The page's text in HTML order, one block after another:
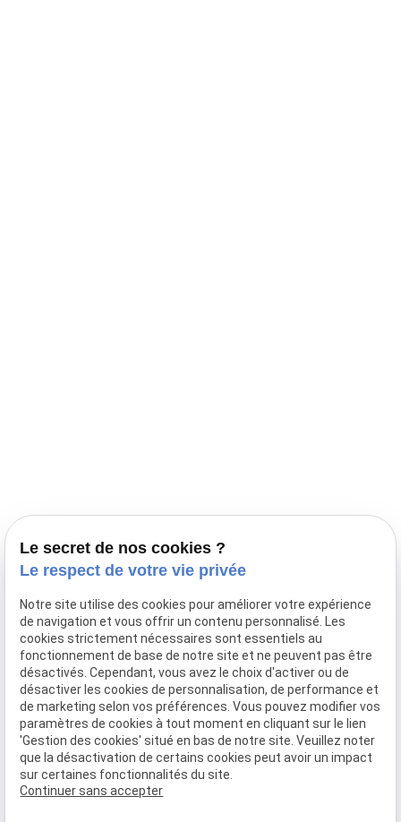
03 28 68 82 00
06 80 84 45 90
Adresse
10, chemin de Cassel
59470 BOLLEZEELE
Horaires
09:00 - 17:00
Lundi - Samedi
Le secret de nos cookies ?
Le respect de votre vie privée
Notre site utilise des cookies pour améliorer votre expérience
de navigation et vous offrir un contenu personnalisé. Les
cookies strictement nécessaires sont essentiels au
fonctionnement de base de notre site et ne peuvent pas être
désactivés. Cependant, vous avez le choix d'activer ou de
désactiver les cookies de personnalisation, de performance et
de marketing selon vos préférences. Vous pouvez modifier vos
paramètres de cookies à tout moment en cliquant sur le lien
'Gestion des cookies' situé en bas de notre site. Veuillez noter
que la désactivation de certains cookies peut avoir un impact
sur certaines fonctionnalités du site.
Continuer sans accepter